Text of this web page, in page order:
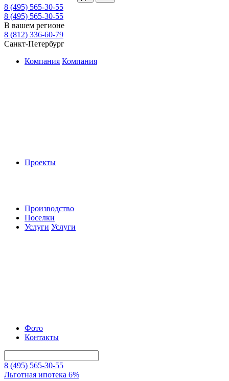
8 (495) 565-30-55
8 (495) 565-30-55
В вашем регионе
8 (812) 336-60-79
Санкт-Петербург
Компания Компания
Проекты
Производство
Поселки
Услуги Услуги
Фото
Контакты
8 (495) 565-30-55
Льготная ипотека 6%